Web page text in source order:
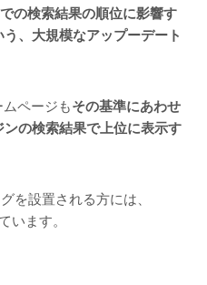
の検索結果の順位に影響す
、大規模なアップーデート
ページもその基準にあわせ
の検索結果で上位に表示す
を設置される方には、
います。